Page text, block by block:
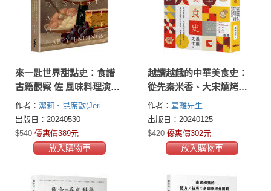
來一匙世界甜點史：食譜
古籍觀察 佐 風味料理演
變，揭開甜點蘊藏的百年
歷史趣聞與時代意義
作者： 潔莉・昆席歐(Jeri
Quinzio)
出版日：20240530
$540 優惠價389元
放入購物車
越讀越餓的中華美食史：
從先秦米香、大宋燒烤到
明清茶點，探訪千道食物
的源起、演進與古代食譜
作者： 蟲離先生
出版日：20240125
$420 優惠價302元
放入購物車